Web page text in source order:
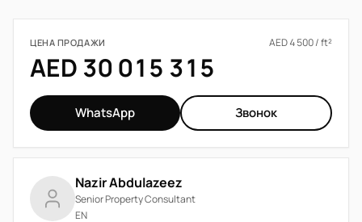
ЦЕНА ПРОДАЖИ AED 4 500 / ft²
AED 30 015 315
WhatsApp Звонок
Nazir Abdulazeez
Senior Property Consultant
EN